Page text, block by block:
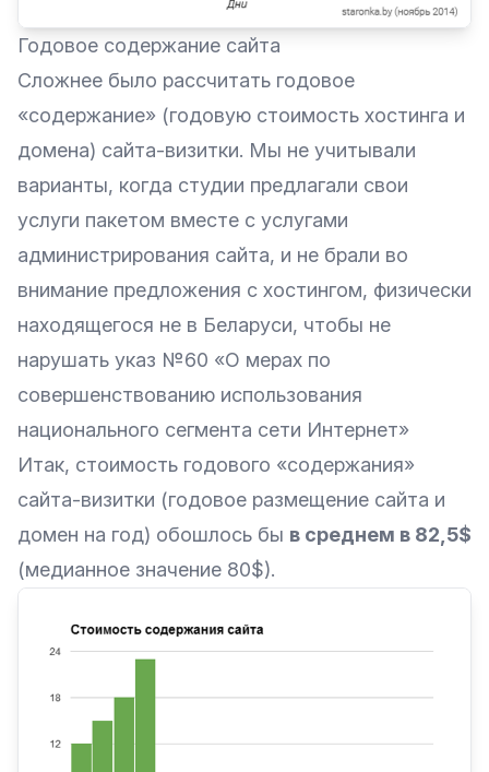
Годовое содержание сайта
Сложнее было рассчитать годовое
«содержание» (годовую стоимость хостинга и
домена) сайта-визитки. Мы не учитывали
варианты, когда студии предлагали свои
услуги пакетом вместе с услугами
администрирования сайта, и не брали во
внимание предложения с хостингом, физически
находящегося не в Беларуси, чтобы не
нарушать указ №60 «О мерах по
совершенствованию использования
национального сегмента сети Интернет»
Итак, стоимость годового «содержания»
сайта-визитки (годовое размещение сайта и
домен на год) обошлось бы в среднем в 82,5$
(медианное значение 80$).